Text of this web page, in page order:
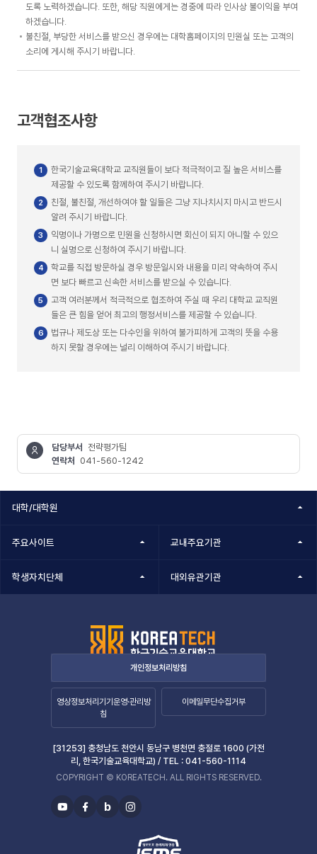
도록 노력하겠습니다. 또한, 해당 직원에게는 경중에 따라 인사상 불이익을 부여
하겠습니다.
불친절, 부당한 서비스를 받으신 경우에는 대학홈페이지의 민원실 또는 고객의
소리에 게시해 주시기 바랍니다.
고객협조사항
한국기술교육대학교 교직원들이 보다 적극적이고 질 높은 서비스를
제공할 수 있도록 함께하여 주시기 바랍니다.
친절, 불친절, 개선하여야 할 일들은 그냥 지나치시지 마시고 반드시
알려 주시기 바랍니다.
익명이나 가명으로 민원을 신청하시면 회신이 되지 아니할 수 있으
니 실명으로 신청하여 주시기 바랍니다.
학교를 직접 방문하실 경우 방문일시와 내용을 미리 약속하여 주시
면 보다 빠르고 신속한 서비스를 받으실 수 있습니다.
고객 여러분께서 적극적으로 협조하여 주실 때 우리 대학교 교직원
들은 큰 힘을 얻어 최고의 행정서비스를 제공할 수 있습니다.
법규나 제도상 또는 다수인을 위하여 불가피하게 고객의 뜻을 수용
하지 못할 경우에는 널리 이해하여 주시기 바랍니다.
담당부서 전략평가팀
연락처 041-560-1242
대학/대학원
주요사이트 교내주요기관
학생자치단체 대외유관기관
개인정보처리방침
영상정보처리기기운영·관리방
침
이메일무단수집거부
[31253] 충청남도 천안시 동남구 병천면 충절로 1600 (가전
리, 한국기술교육대학교) / TEL : 041-560-1114
COPYRIGHT © KOREATECH. ALL RIGHTS RESERVED.
유
페
b
블
인
타